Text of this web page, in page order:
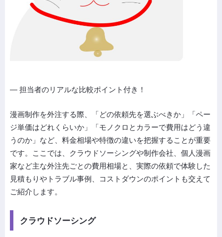
― 担当者のリアルな比較ポイント付き！
漫画制作を外注する際、「どの依頼先を選ぶべきか」「ペー
ジ単価はどれくらいか」「モノクロとカラーで費用はどう違
うのか」など、料金相場や特徴の違いを把握することが重要
です。ここでは、クラウドソーシングや制作会社、個人漫画
家など主な外注先ごとの費用相場と、実際の依頼で体験した
見積もりやトラブル事例、コストダウンのポイントも交えて
ご紹介します。
クラウドソーシング